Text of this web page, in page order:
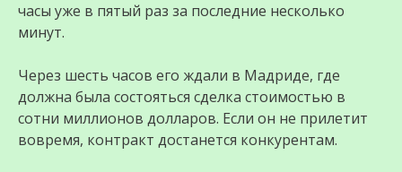
часы уже в пятый раз за последние несколько
минут.
Через шесть часов его ждали в Мадриде, где
должна была состояться сделка стоимостью в
сотни миллионов долларов. Если он не прилетит
вовремя, контракт достанется конкурентам.